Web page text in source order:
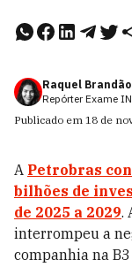
Raquel Brandão
Repórter Exame IN
Publicado em 18 de
A Petrobras
bilhões de
de 2025 a 2029.
interrompeu a
companhia na B3